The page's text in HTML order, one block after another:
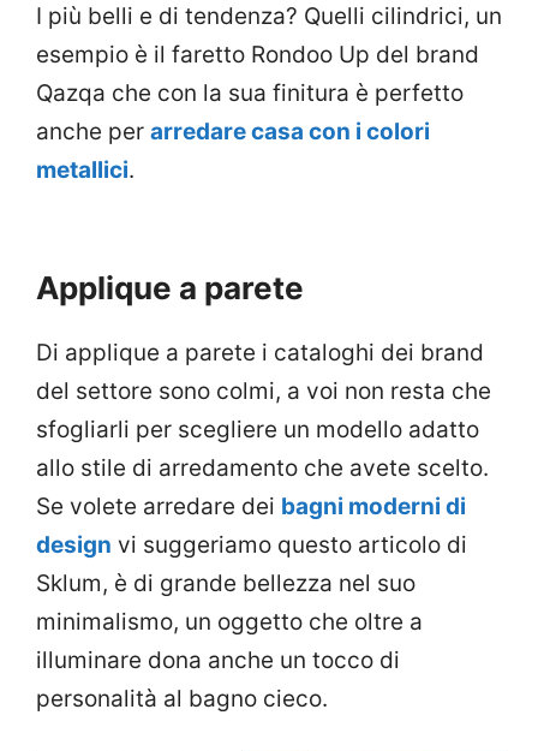
I più belli e di tendenza? Quelli cilindrici, un
esempio è il faretto Rondoo Up del brand
Qazqa che con la sua finitura è perfetto
anche per arredare casa con i colori
metallici.
Applique a parete
Di applique a parete i cataloghi dei brand
del settore sono colmi, a voi non resta che
sfogliarli per scegliere un modello adatto
allo stile di arredamento che avete scelto.
Se volete arredare dei bagni moderni di
design vi suggeriamo questo articolo di
Sklum, è di grande bellezza nel suo
minimalismo, un oggetto che oltre a
illuminare dona anche un tocco di
personalità al bagno cieco.